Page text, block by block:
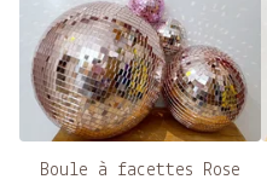
Boule à facettes Rose